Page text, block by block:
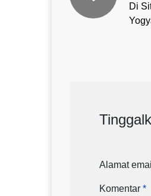
Di
Alamat
Komentar *